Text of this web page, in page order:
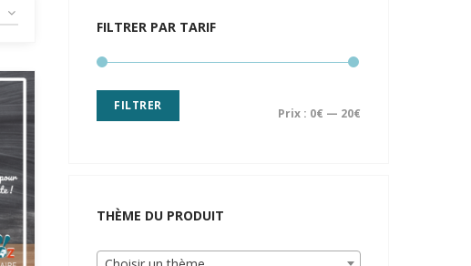
FILTRER PAR TARIF
FILTRER Prix : 0€ — 20€
THÈME DU PRODUIT